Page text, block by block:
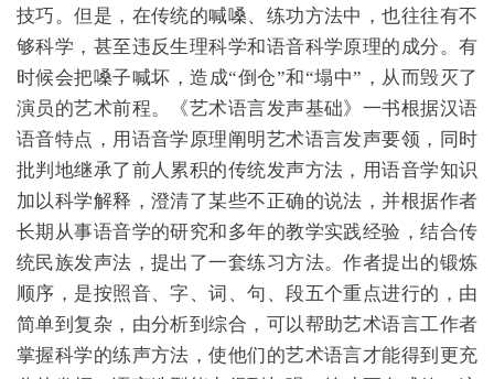
技巧。但是，在传统的喊嗓、练功方法中，也往往有不
够科学，甚至违反生理科学和语音科学原理的成分。有
时候会把嗓子喊坏，造成“倒仓”和“塌中”，从而毁灭了
演员的艺术前程。《艺术语言发声基础》一书根据汉语
语音特点，用语音学原理阐明艺术语言发声要领，同时
批判地继承了前人累积的传统发声方法，用语音学知识
加以科学解释，澄清了某些不正确的说法，并根据作者
长期从事语音学的研究和多年的教学实践经验，结合传
统民族发声法，提出了一套练习方法。作者提出的锻炼
顺序，是按照音、字、词、句、段五个重点进行的，由
简单到复杂，由分析到综合，可以帮助艺术语言工作者
掌握科学的练声方法，使他们的艺术语言才能得到更充